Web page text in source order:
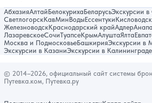
АбхазияАлтайБелокурихаБеларусьЭкскурсии в
СветлогорскКавМинВодыЕссентукиКисловодск
ЖелезноводскКраснодарский крайАдлерАнапа
ЛазаревскоеСочиТуапсеКрымАлуштаЯлта
Москва и ПодмосковьеБашкирияЭкскурсии в
Экскурсии в КазаниЭкскурсии в Калининграде
© 2014–2026, официальный сайт системы
Путевка.ком, Путевка.ру